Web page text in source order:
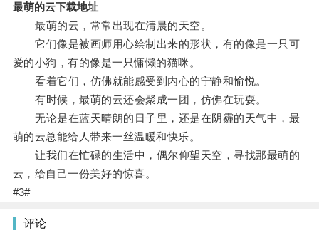
最萌的云下载地址
最萌的云，常常出现在清晨的天空。
它们像是被画师用心绘制出来的形状，有的像是一只可
爱的小狗，有的像是一只慵懒的猫咪。
看着它们，仿佛就能感受到内心的宁静和愉悦。
有时候，最萌的云还会聚成一团，仿佛在玩耍。
无论是在蓝天晴朗的日子里，还是在阴霾的天气中，最
萌的云总能给人带来一丝温暖和快乐。
让我们在忙碌的生活中，偶尔仰望天空，寻找那最萌的
云，给自己一份美好的惊喜。
#3#
评论